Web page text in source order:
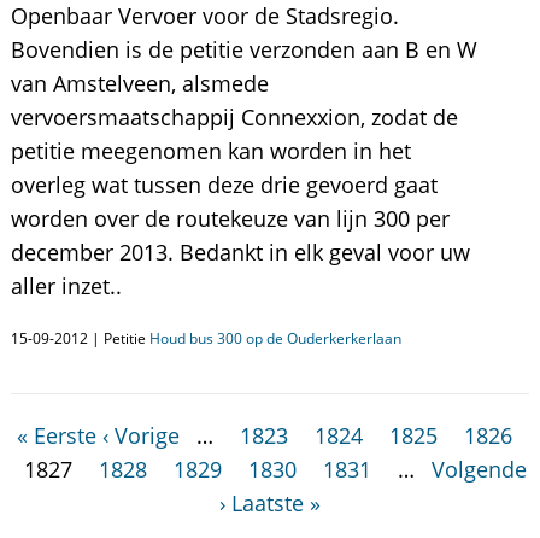
Openbaar Vervoer voor de Stadsregio.
Bovendien is de petitie verzonden aan B en W
van Amstelveen, alsmede
vervoersmaatschappij Connexxion, zodat de
petitie meegenomen kan worden in het
overleg wat tussen deze drie gevoerd gaat
worden over de routekeuze van lijn 300 per
december 2013. Bedankt in elk geval voor uw
aller inzet..
15-09-2012 | Petitie Houd bus 300 op de Ouderkerkerlaan
« Eerste ‹ Vorige … 1823 1824 1825
1826
1827
1828 1829 1830 1831 …
Volgende
› Laatste »